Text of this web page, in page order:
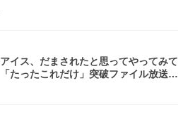
アイス、だまされたと思ってやってみて
「たったこれだけ」突破ファイル放送で